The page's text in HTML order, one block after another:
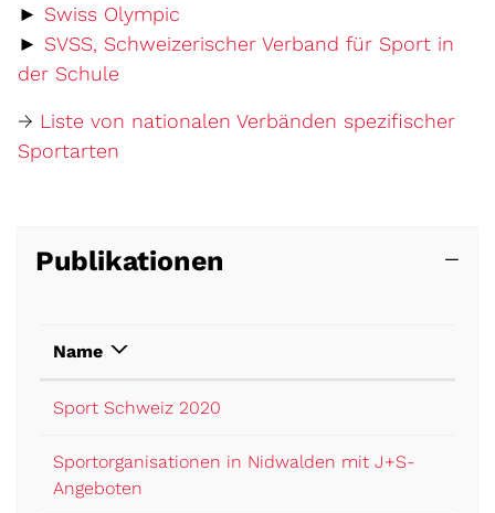
► Swiss Olympic
► SVSS, Schweizerischer Verband für Sport in
der Schule
→ Liste von nationalen Verbänden spezifischer
Sportarten
Publikationen
Name
Sport Schweiz 2020
Sportorganisationen in Nidwalden mit J+S-
Angeboten